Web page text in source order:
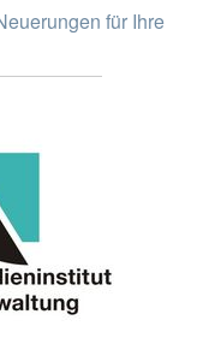
für Ihre